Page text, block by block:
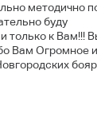
методично
буду
только к Вам!!!
Вам Огромное и